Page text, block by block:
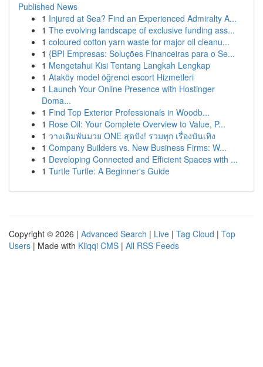
Published News
1 Injured at Sea? Find an Experienced Admiralty A...
1 The evolving landscape of exclusive funding ass...
1 coloured cotton yarn waste for major oil cleanu...
1 {BPI Empresas: Soluções Financeiras para o Se...
1 Mengetahui Kisi Tentang Langkah Lengkap
1 Ataköy model öğrenci escort Hizmetleri
1 Launch Your Online Presence with Hostinger
Doma...
1 Find Top Exterior Professionals in Woodb...
1 Rose Oil: Your Complete Overview to Value, P...
1 วางเดิมพันมวย ONE สุดปัง! รวมทุก เรื่องบันเทิง
1 Company Builders vs. New Business Firms: W...
1 Developing Connected and Efficient Spaces with ...
1 Turtle Turtle: A Beginner's Guide
Copyright © 2026 | Advanced Search | Live | Tag Cloud | Top
Users | Made with Kliqqi CMS | All RSS Feeds